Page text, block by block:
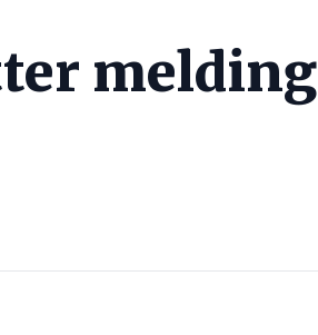
melding